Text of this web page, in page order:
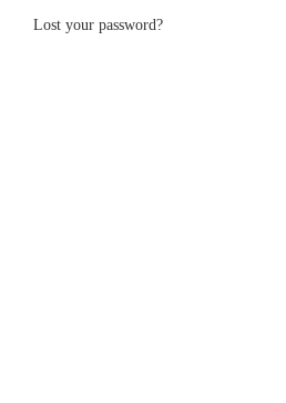
Lost your password?